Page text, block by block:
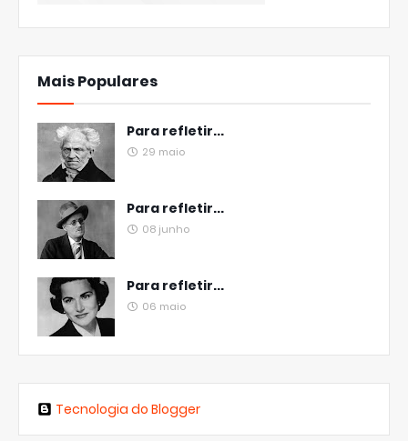
Mais Populares
Para refletir...
29 maio
Para refletir...
08 junho
Para refletir...
06 maio
Tecnologia do Blogger